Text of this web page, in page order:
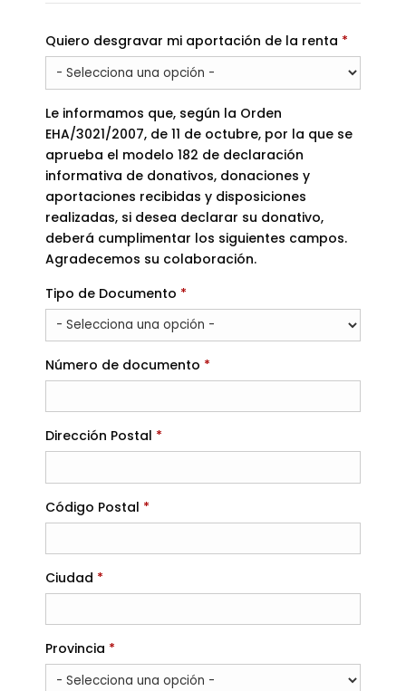
Quiero desgravar mi aportación de la renta *
Le informamos que, según la Orden
EHA/3021/2007, de 11 de octubre, por la que se
aprueba el modelo 182 de declaración
informativa de donativos, donaciones y
aportaciones recibidas y disposiciones
realizadas, si desea declarar su donativo,
deberá cumplimentar los siguientes campos.
Agradecemos su colaboración.
Tipo de Documento *
Número de documento *
Dirección Postal *
Código Postal *
Ciudad *
Provincia *